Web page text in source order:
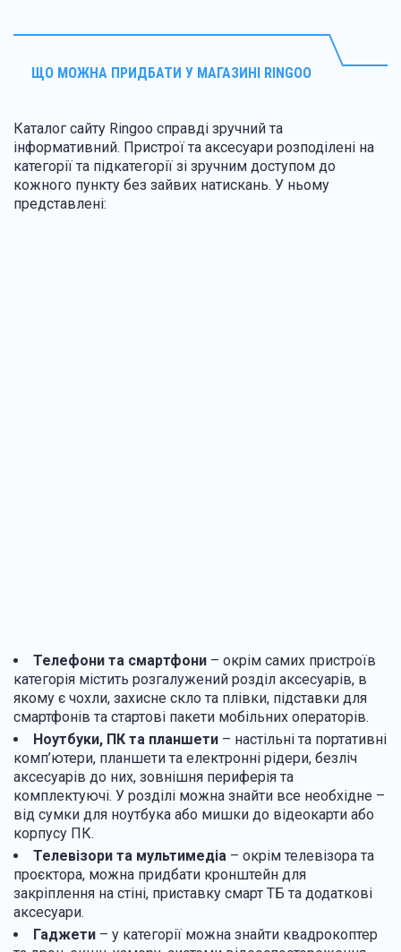
ЩО МОЖНА ПРИДБАТИ У МАГАЗИНІ RINGOO
Каталог сайту Ringoo справді зручний та
інформативний. Пристрої та аксесуари розподілені на
категорії та підкатегорії зі зручним доступом до
кожного пункту без зайвих натискань. У ньому
представлені:
Телефони та смартфони – окрім самих пристроїв
категорія містить розгалужений розділ аксесуарів, в
якому є чохли, захисне скло та плівки, підставки для
смартфонів та стартові пакети мобільних операторів.
Ноутбуки, ПК та планшети – настільні та портативні
комп’ютери, планшети та електронні рідери, безліч
аксесуарів до них, зовнішня периферія та
комплектуючі. У розділі можна знайти все необхідне –
від сумки для ноутбука або мишки до відеокарти або
корпусу ПК.
Телевізори та мультимедіа – окрім телевізора та
проєктора, можна придбати кронштейн для
закріплення на стіні, приставку смарт ТБ та додаткові
аксесуари.
Гаджети – у категорії можна знайти квадрокоптер